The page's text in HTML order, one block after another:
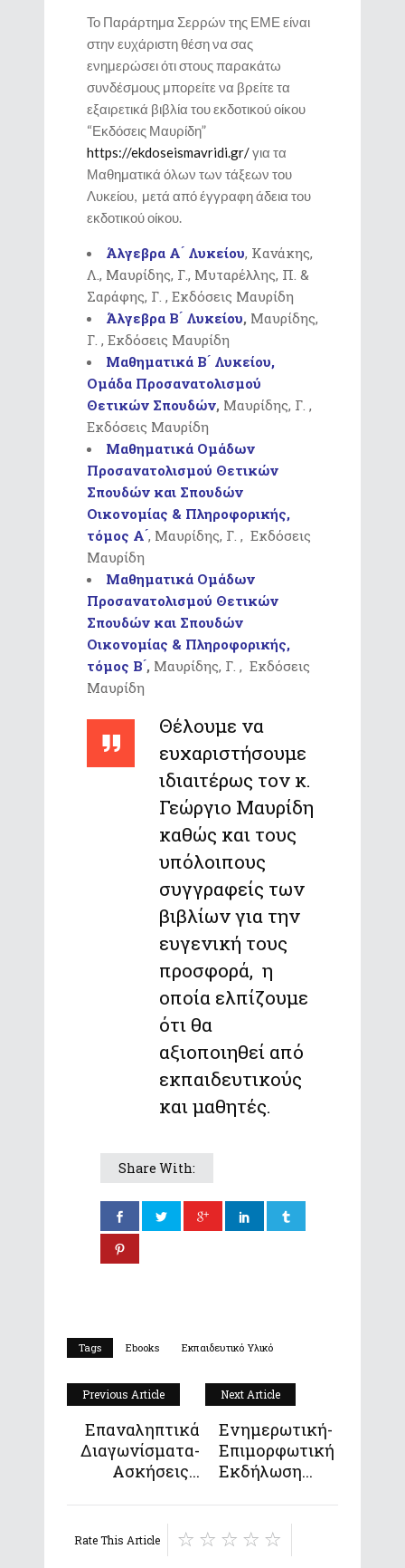
Το Παράρτημα Σερρών της ΕΜΕ είναι
στην ευχάριστη θέση να σας
ενημερώσει ότι στους παρακάτω
συνδέσμους μπορείτε να βρείτε τα
εξαιρετικά βιβλία του εκδοτικού οίκου
“Εκδόσεις Μαυρίδη”
https://ekdoseismavridi.gr/για τα
Μαθηματικά όλων των τάξεων του
Λυκείου, μετά από έγγραφη άδεια του
εκδοτικού οίκου.
Άλγεβρα Α ́ Λυκείου, Κανάκης,
Λ., Μαυρίδης, Γ., Μυταρέλλης, Π. &
Σαράφης, Γ. , Εκδόσεις Μαυρίδη
Άλγεβρα Β ́ Λυκείου, Μαυρίδης,
Γ. , Εκδόσεις Μαυρίδη
Μαθηματικά Β ́ Λυκείου,
Ομάδα Προσανατολισμού
Θετικών Σπουδών, Μαυρίδης, Γ. ,
Εκδόσεις Μαυρίδη
Μαθηματικά Ομάδων
Προσανατολισμού Θετικών
Σπουδών και Σπουδών
Οικονομίας & Πληροφορικής,
τόμος Α ́, Μαυρίδης, Γ. , Εκδόσεις
Μαυρίδη
Μαθηματικά Ομάδων
Προσανατολισμού Θετικών
Σπουδών και Σπουδών
Οικονομίας & Πληροφορικής,
τόμος Β ́, Μαυρίδης, Γ. , Εκδόσεις
Μαυρίδη
Θέλουμε να
ευχαριστήσουμε
ιδιαιτέρως τον κ.
Γεώργιο Μαυρίδη
καθώς και τους
υπόλοιπους
συγγραφείς των
βιβλίων για την
ευγενική τους
προσφορά, η
οποία ελπίζουμε
ότι θα
αξιοποιηθεί από
εκπαιδευτικούς
και μαθητές.
Share With:
Tags Ebooks Εκπαιδευτικό Υλικό
Previous Article
Επαναληπτικά
Διαγωνίσματα-
Ασκήσεις...
Next Article
Ενημερωτική-
Επιμορφωτική
Εκδήλωση...
Rate This Article